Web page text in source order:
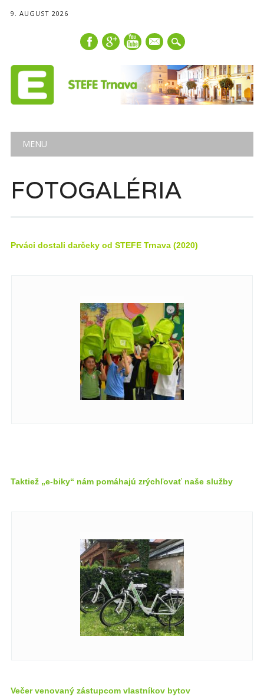
9. AUGUST 2026
mail
Main menu
MENU
FOTOGALÉRIA
Prváci dostali darčeky od STEFE Trnava (2020)
Taktiež „e-biky“ nám pomáhajú zrýchľovať naše služby
Večer venovaný zástupcom vlastníkov bytov